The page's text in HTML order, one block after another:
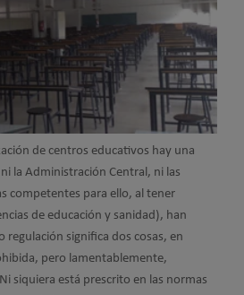
de centros educativos hay una
la Administración Central, ni las
competentes para ello, al tener
de educación y sanidad), han
regulación significa dos cosas, en
pero lamentablemente,
siquiera está prescrito en las normas